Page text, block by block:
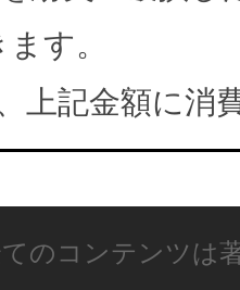
す。
上記金額に消
のコンテンツは